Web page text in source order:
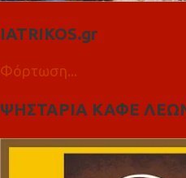
IATRIKOS.gr
Φόρτωση...
ΨΗΣΤΑΡΙΑ ΚΑΦΕ